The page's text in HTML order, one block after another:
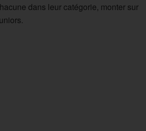
dans leur catégorie, monter sur